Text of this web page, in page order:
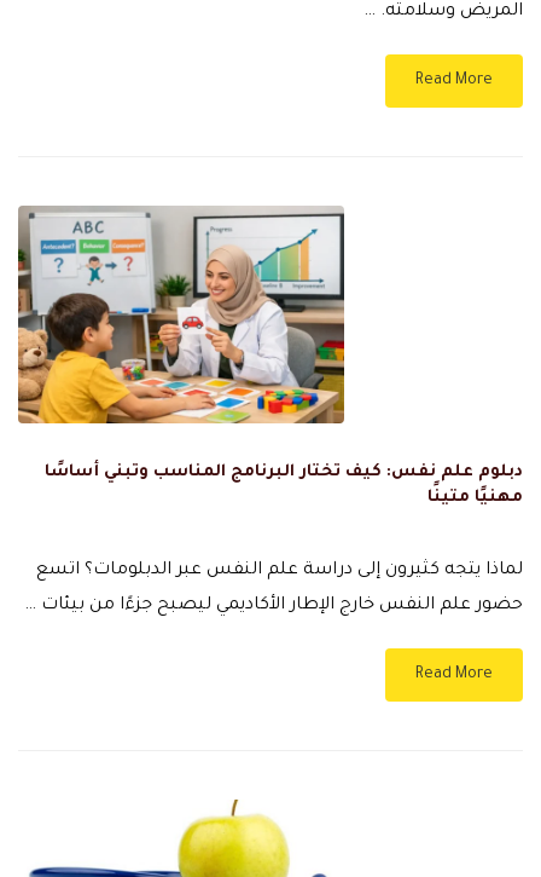
المريض وسلامته. …
Read More
دبلوم علم نفس: كيف تختار البرنامج المناسب وتبني أساسًا
مهنيًا متينًا
لماذا يتجه كثيرون إلى دراسة علم النفس عبر الدبلومات؟ اتسع
حضور علم النفس خارج الإطار الأكاديمي ليصبح جزءًا من بيئات …
Read More